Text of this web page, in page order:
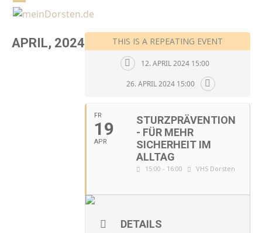
SkipOpen
mobile
menu
Close
mobile
menu
APRIL, 2024 THIS IS A REPEATING EVENT
12. APRIL 2024 15:00
26. APRIL 2024 15:00
FR
19
APR
STURZPRÄVENTION
- FÜR MEHR
SICHERHEIT IM
ALLTAG
15:00 - 16:00 VHS Dorsten
DETAILS